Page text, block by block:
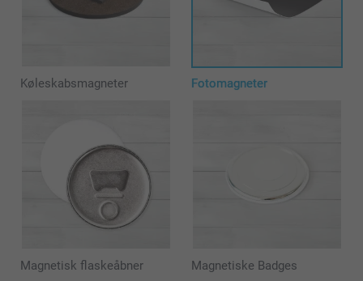
Køleskabsmagneter Fotomagneter
Magnetisk flaskeåbner Magnetiske Badges